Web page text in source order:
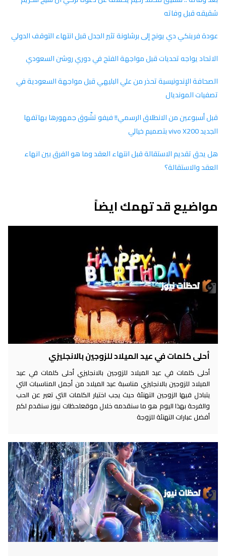
شقيقه قبل وفاته
عودة فرينكي دي يونج إلى برشلونة تثير الجدل قبل انتهاء التوقف الدولي
الاتحاد يواجه تحديات قبل مواجهة الفتح في دوري روشن السعودي
الصحافة الإندونيسية تحذر من علي البليهي قبل مواجهة السعودية في
تصفيات المونديال
قبل أسبوعين من الانطلاق الرسمي!! فيفو تشّوق جمهورها بهاتفها
الجديد vivo X200 بتصميم خيالي
هل يحق تقديم الاستقالة قبل انتهاء العقد وما هو الفرق بين انهاء
العقد والاستقالة؟
مواضيع قد تهمك ايضاً
أحلى كلمات في عيد الميلاد للزوجين بالانجليزي
أحلى كلمات في عيد الميلاد للزوجين بالانجليزي أحلى كلمات في عيد
الميلاد للزوجين بالانجليزي مناسبة عيد الميلاد من أجمل المناسبات التي
يتبادل فيها الزوجين التهنئة حيث يجب اختيار الكلمات التي تعبر عن الحب
والفرحة بهذا اليوم هو ما سنقدمه خلال موقعلحظات نيوز سنقدم لكم
أفضل عبارات التهنئة للزوجة